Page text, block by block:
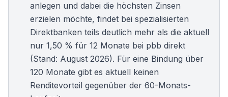
anlegen und dabei die höchsten Zinsen
erzielen möchte, findet bei spezialisierten
Direktbanken teils deutlich mehr als die aktuell
nur 1,50 % für 12 Monate bei pbb direkt
(Stand: August 2026). Für eine Bindung über
120 Monate gibt es aktuell keinen
Renditevorteil gegenüber der 60-Monats-